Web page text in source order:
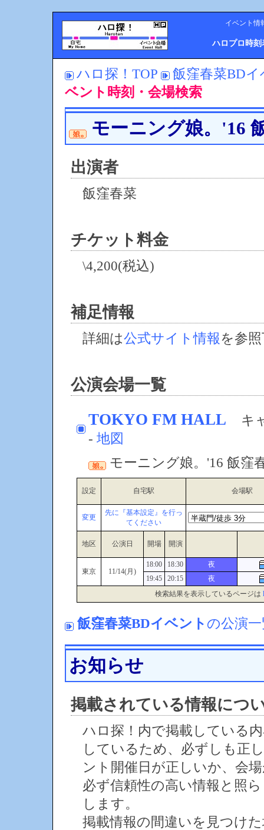
イベント情
ハロプロ時刻
ハロ探！TOP
飯窪春菜BD
ベント時刻・会場検索
モーニング娘。'16
出演者
飯窪春菜
チケット料金
\4,200(税込)
補足情報
詳細は公式サイト情報を参
公演会場一覧
TOKYO FM HALL
キ
- 地図
モーニング娘。'16 飯窪
設定 自宅駅 会場駅
変更
先に『基本設定』を行っ
てください
地区 公演日 開場 開演
東京 11/14(月)
18:00 18:30
夜
19:45
20:15
夜
検索結果を表示しているページは
飯窪春菜BDイベント の公演
お知らせ
掲載されている情報につ
ハロ探！内で掲載している
しているため、必ずしも正
ント開催日が正しいか、会
必ず信頼性の高い情報と照
します。
掲載情報の間違いを見つけ